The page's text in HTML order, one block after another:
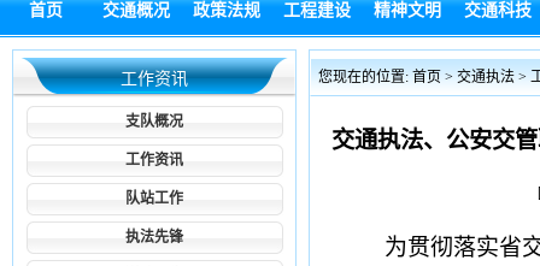
首页 交通概况 政策法规 工程建设 精神文明 交通科技
政府信息公 热点回应 通知公告 综合新闻 政务信息
局长信箱
工作资讯
支队概况
工作资讯
队站工作
执法先锋
您现在的位置: 首页 > 交通执法 >
交通执法、公安交
为贯彻落实省